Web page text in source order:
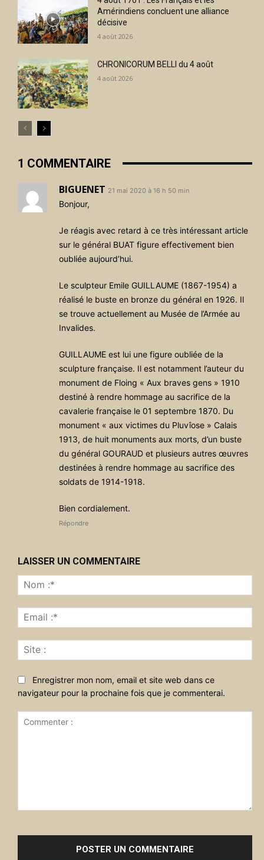
Amérindiens concluent une alliance
décisive
4 août 2026
CHRONICORUM BELLI du 4 août
4 août 2026
1 COMMENTAIRE
BIGUENET 21 mai 2020 à 16 h 50 min
Bonjour,
Je réagis avec retard à ce très intéressant article
sur le général BUAT figure effectivement bien
oubliée aujourd’hui.
Le sculpteur Emile GUILLAUME (1867-1954) a
réalisé le buste en bronze du général en 1926. Il
se trouve actuellement au Musée de l’Armée au
Invalides.
GUILLAUME est lui une figure oubliée de la
sculpture française. Il est notamment l’auteur du
monument de Floing « Aux braves gens » 1910
destiné à rendre hommage au sacrifice de la
cavalerie française le 01 septembre 1870. Du
monument « aux victimes du Pluvîose » Calais
1913, de huit monuments aux morts, d’un buste
du général GOURAUD et plusieurs autres œuvres
destinées à rendre hommage au sacrifice des
soldats de 1914-1918.
Bien cordialement.
Répondre
LAISSER UN COMMENTAIRE
:*
:*
:
Enregistrer mon nom, email et site web dans ce
navigateur pour la prochaine fois que je commenterai.